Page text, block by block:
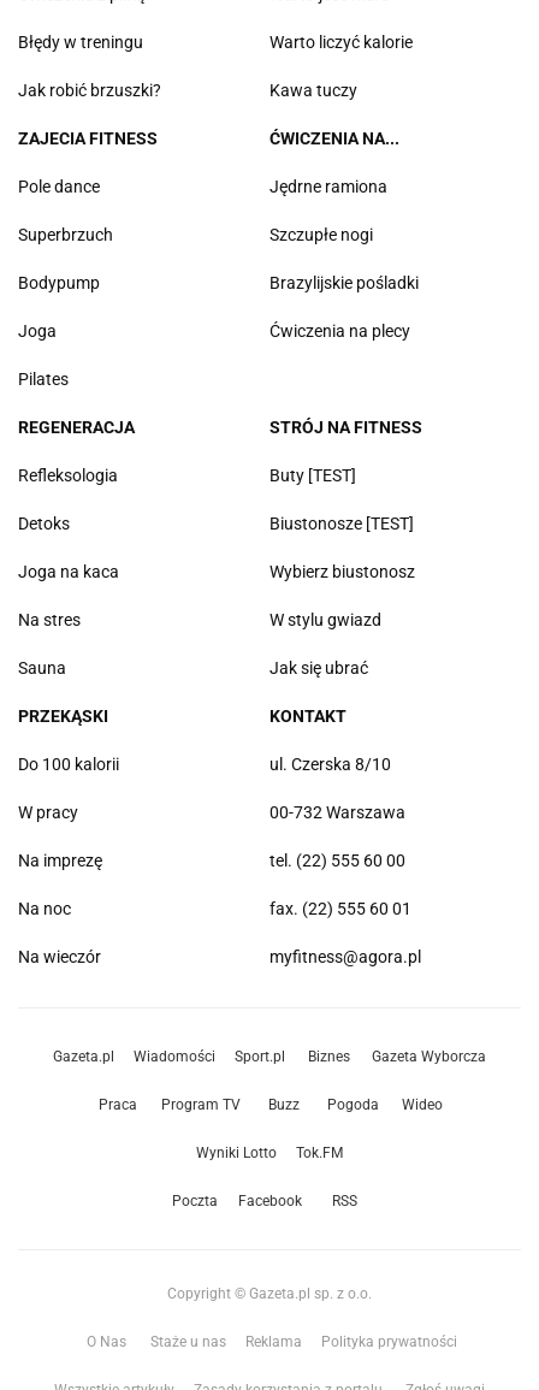
Błędy w treningu
Jak robić brzuszki?
Warto liczyć kalorie
Kawa tuczy
ZAJECIA FITNESS
Pole dance
Superbrzuch
Bodypump
Joga
Pilates
ĆWICZENIA NA...
Jędrne ramiona
Szczupłe nogi
Brazylijskie pośladki
Ćwiczenia na plecy
REGENERACJA
Refleksologia
Detoks
Joga na kaca
Na stres
Sauna
STRÓJ NA FITNESS
Buty [TEST]
Biustonosze [TEST]
Wybierz biustonosz
W stylu gwiazd
Jak się ubrać
PRZEKĄSKI
Do 100 kalorii
W pracy
Na imprezę
Na noc
Na wieczór
KONTAKT
ul. Czerska 8/10
00-732 Warszawa
tel. (22) 555 60 00
fax. (22) 555 60 01
myfitness@agora.pl
Gazeta.pl Wiadomości Sport.pl Biznes Gazeta Wyborcza
Praca Program TV Buzz Pogoda Wideo
Wyniki Lotto Tok.FM
Poczta Facebook RSS
Copyright © Gazeta.pl sp. z o.o.
O Nas Staże u nas Reklama Polityka prywatności